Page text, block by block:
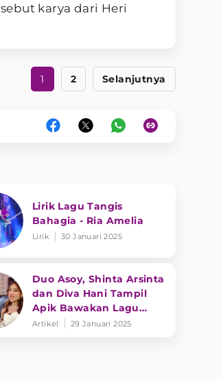
karya dari Heri
1 2 Selanjutnya
Lirik Lagu Tangis
Bahagia - Ria Amelia
Lirik 30 Januari 2025
Duo Asoy, Shinta Arsinta
dan Diva Hani Tampil
Apik Bawakan Lagu
'Wonogiri (Gunung
Artikel 29 Januari 2025